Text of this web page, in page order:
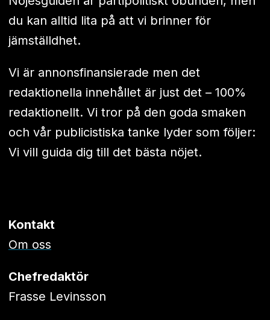
du kan alltid lita på att vi brinner för
jämställdhet.
Vi är annonsfinansierade men det
redaktionella innehållet är just det – 100%
redaktionellt. Vi tror på den goda smaken
och vår publicistiska tanke lyder som följer:
Vi vill guida dig till det bästa nöjet.
Kontakt
Om oss
Chefredaktör
Frasse Levinsson